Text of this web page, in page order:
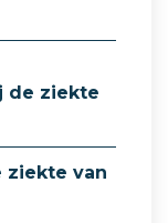
de ziekte
ziekte van